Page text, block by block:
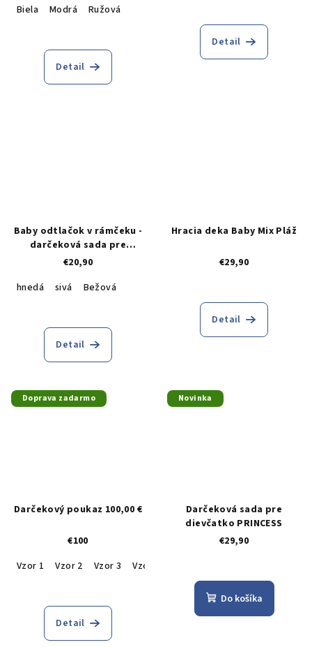
Biela
Modrá Ružová
Detail
Detail
Baby odtlačok v rámčeku -
darčeková sada pre
bábätko
€20,90
hnedá
sivá Bežová
Detail
Hracia deka Baby Mix Pláž
€29,90
Detail
Doprava zadarmo
Darčekový poukaz 100,00 €
€100
Vzor 1
Vzor 2 Vzor 3 Vzor 4
Detail
Novinka
Darčeková sada pre
dievčatko PRINCESS
€29,90
Do košíka